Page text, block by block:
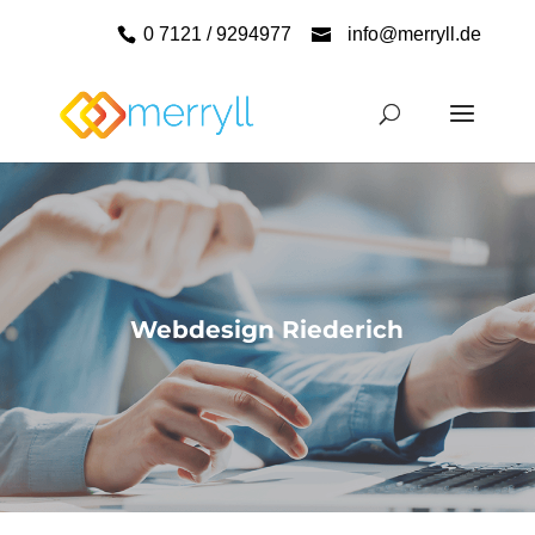
0 7121 / 9294977 info@merryll.de
Webdesign Riederich